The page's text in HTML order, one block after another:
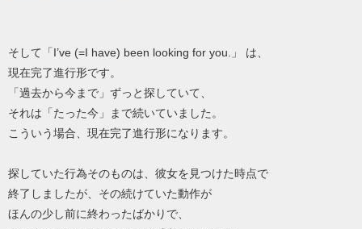
そして「I’ve (=I have) been looking for you.」 は、
現在完了進行形です。
「過去から今まで」ずっと探していて、
それは「たった今」まで続いていました。
こういう場合、現在完了進行形になります。
探していた行為そのものは、彼女を見つけた時点で
終了しましたが、その続けていた動作が
ほんの少し前に終わったばかりで、